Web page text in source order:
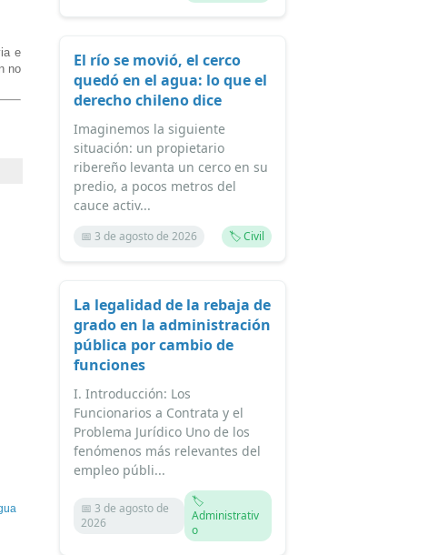
e
no
El río se movió, el cerco
quedó en el agua: lo que el
derecho chileno dice
Imaginemos la siguiente
situación: un propietario
ribereño levanta un cerco en su
predio, a pocos metros del
cauce activ...
📅 3 de agosto de 2026 🏷️ Civil
La legalidad de la rebaja de
grado en la administración
pública por cambio de
funciones
I. Introducción: Los
Funcionarios a Contrata y el
Problema Jurídico Uno de los
fenómenos más relevantes del
empleo públi...
📅 3 de agosto de
2026
🏷️
Administrativ
o